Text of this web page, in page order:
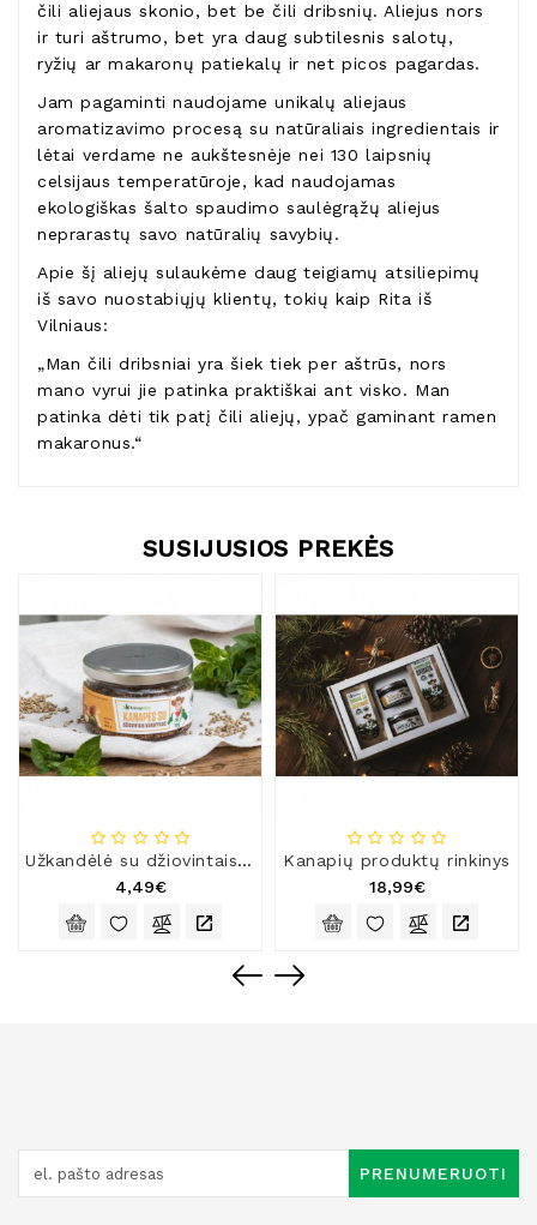
čili aliejaus skonio, bet be čili dribsnių. Aliejus nors
ir turi aštrumo, bet yra daug subtilesnis salotų,
ryžių ar makaronų patiekalų ir net picos pagardas.
Jam pagaminti naudojame unikalų aliejaus
aromatizavimo procesą su natūraliais ingredientais ir
lėtai verdame ne aukštesnėje nei 130 laipsnių
celsijaus temperatūroje, kad naudojamas
ekologiškas šalto spaudimo saulėgrąžų aliejus
neprarastų savo natūralių savybių.
Apie šį aliejų sulaukėme daug teigiamų atsiliepimų
iš savo nuostabiųjų klientų, tokių kaip Rita iš
Vilniaus:
„Man čili dribsniai yra šiek tiek per aštrūs, nors
mano vyrui jie patinka praktiškai ant visko. Man
patinka dėti tik patį čili aliejų, ypač gaminant ramen
makaronus.“
SUSIJUSIOS PREKĖS
Užkandėlė su džiovintais baravykais
4,49€
Kanapių produktų rinkinys
18,99€
PRENUMERUOTI